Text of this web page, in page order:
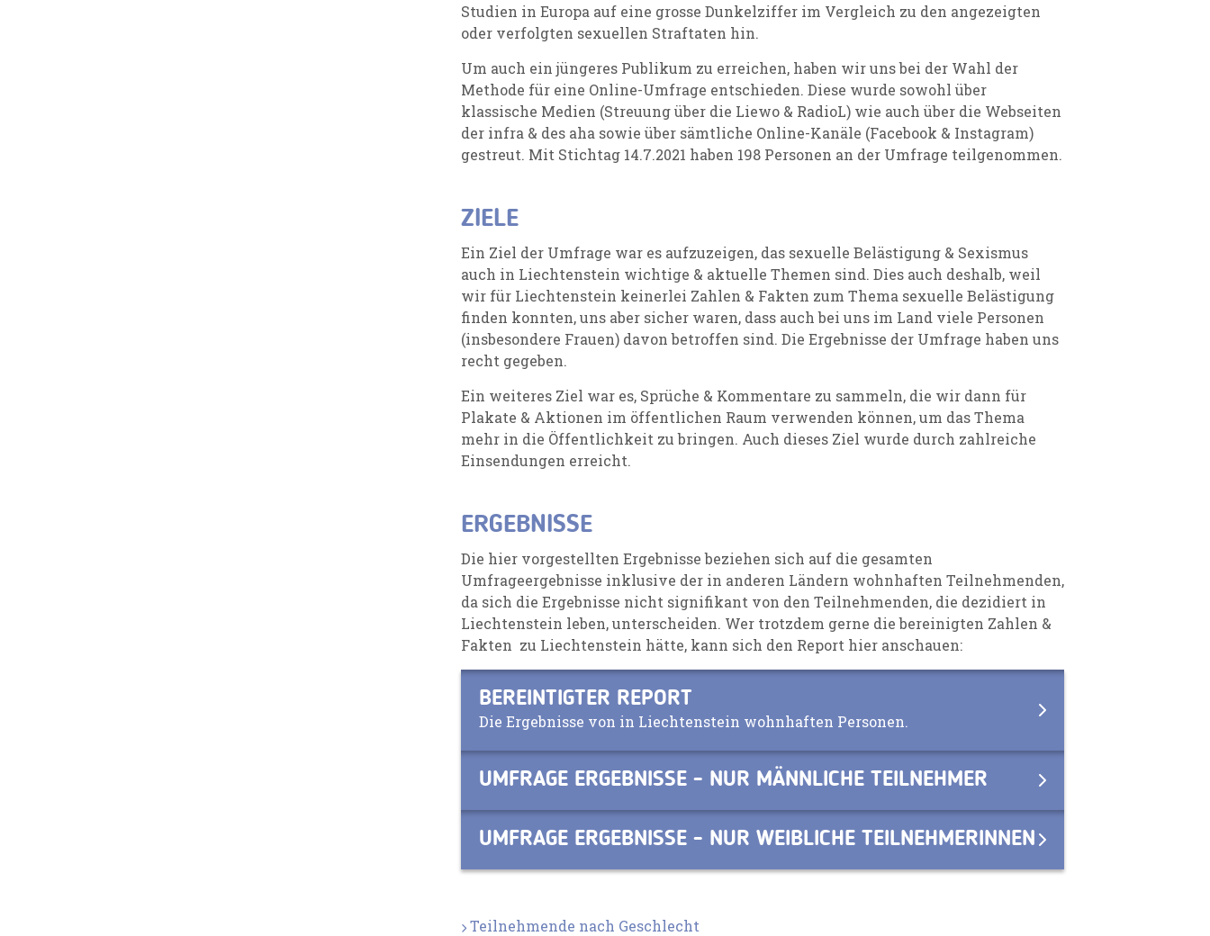
Studien in Europa auf eine grosse Dunkelziffer im Vergleich zu den angezeigten
oder verfolgten sexuellen Straftaten hin.
Um auch ein jüngeres Publikum zu erreichen, haben wir uns bei der Wahl der
Methode für eine Online-Umfrage entschieden. Diese wurde sowohl über
klassische Medien (Streuung über die Liewo & RadioL) wie auch über die Webseiten
der infra & des aha sowie über sämtliche Online-Kanäle (Facebook & Instagram)
gestreut. Mit Stichtag 14.7.2021 haben 198 Personen an der Umfrage teilgenommen.
ZIELE
Ein Ziel der Umfrage war es aufzuzeigen, das sexuelle Belästigung & Sexismus
auch in Liechtenstein wichtige & aktuelle Themen sind. Dies auch deshalb, weil
wir für Liechtenstein keinerlei Zahlen & Fakten zum Thema sexuelle Belästigung
finden konnten, uns aber sicher waren, dass auch bei uns im Land viele Personen
(insbesondere Frauen) davon betroffen sind. Die Ergebnisse der Umfrage haben uns
recht gegeben.
Ein weiteres Ziel war es, Sprüche & Kommentare zu sammeln, die wir dann für
Plakate & Aktionen im öffentlichen Raum verwenden können, um das Thema
mehr in die Öffentlichkeit zu bringen. Auch dieses Ziel wurde durch zahlreiche
Einsendungen erreicht.
ERGEBNISSE
Die hier vorgestellten Ergebnisse beziehen sich auf die gesamten
Umfrageergebnisse inklusive der in anderen Ländern wohnhaften Teilnehmenden,
da sich die Ergebnisse nicht signifikant von den Teilnehmenden, die dezidiert in
Liechtenstein leben, unterscheiden. Wer trotzdem gerne die bereinigten Zahlen &
Fakten zu Liechtenstein hätte, kann sich den Report hier anschauen:
BEREINTIGTER REPORT
Die Ergebnisse von in Liechtenstein wohnhaften Personen.
UMFRAGE ERGEBNISSE - NUR MÄNNLICHE TEILNEHMER
UMFRAGE ERGEBNISSE - NUR WEIBLICHE TEILNEHMERINNEN
Teilnehmende nach Geschlecht